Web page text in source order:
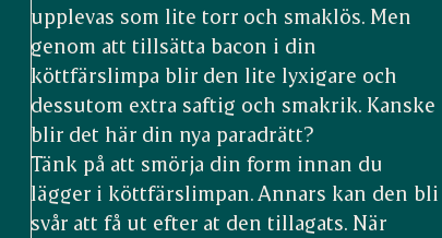
upplevas som lite torr och smaklös. Men
genom att tillsätta bacon i din
köttfärslimpa blir den lite lyxigare och
dessutom extra saftig och smakrik. Kanske
blir det här din nya paradrätt?
Tänk på att smörja din form innan du
lägger i köttfärslimpan. Annars kan den bli
svår att få ut efter at den tillagats. När